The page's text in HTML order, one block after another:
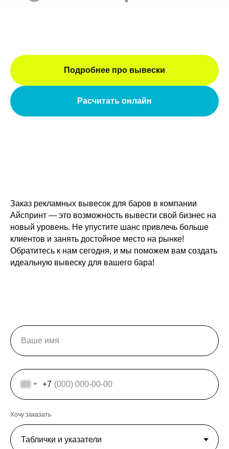
Подробнее про вывески
Расчитать онлайн
Заказ рекламных вывесок для баров в компании
Айспринт — это возможность вывести свой бизнес на
новый уровень. Не упустите шанс привлечь больше
клиентов и занять достойное место на рынке!
Обратитесь к нам сегодня, и мы поможем вам создать
идеальную вывеску для вашего бара!
+7
Хочу заказать